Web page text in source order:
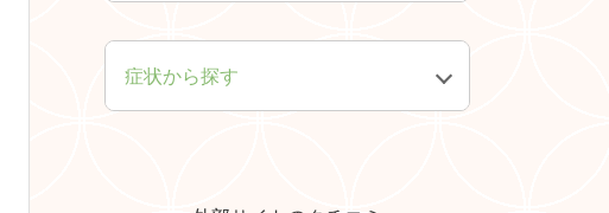
症状から探す